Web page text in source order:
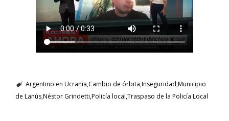
Argentino en Ucrania Cambio de órbita Inseguridad Municipio
de LanúsNéstor Grindetti Policía local Traspaso de la Policía Local